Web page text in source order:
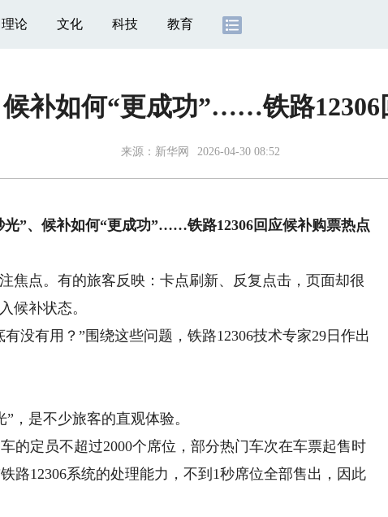
理论 文化 科技 教育
补如何“更成功”……铁路12306
来源： 新华网 2026-04-30 08:52
光”、候补如何“更成功”……铁路12306回应候补购票热点
点。有的旅客反映：卡点刷新、反复点击，页面却很
候补状态。
有用？”围绕这些问题，铁路12306技术专家29日作出
是不少旅客的直观体验。
定员不超过2000个席位，部分热门车次在车票起售时
路12306系统的处理能力，不到1秒席位全部售出，因此